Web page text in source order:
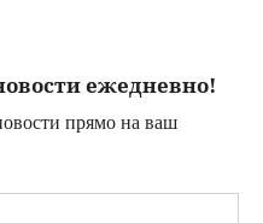
ежедневно!
прямо на ваш